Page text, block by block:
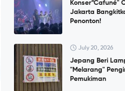
Konser”Cafuné"
Jakarta
Penonton!
July 20, 2026
Jepang Beri
"Melarang"
Pemukiman